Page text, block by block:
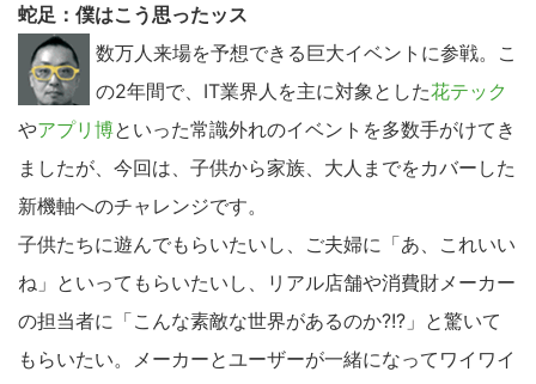
蛇足：僕はこう思ったッス
数万人来場を予想できる巨大イベントに参戦。こ
の2年間で、IT業界人を主に対象とした花テック
やアプリ博といった常識外れのイベントを多数手がけてき
ましたが、今回は、子供から家族、大人までをカバーした
新機軸へのチャレンジです。
子供たちに遊んでもらいたいし、ご夫婦に「あ、これいい
ね」といってもらいたいし、リアル店舗や消費財メーカー
の担当者に「こんな素敵な世界があるのか?!?」と驚いて
もらいたい。メーカーとユーザーが一緒になってワイワイ